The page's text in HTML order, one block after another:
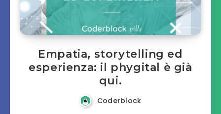
Empatia, storytelling ed
esperienza: il phygital è già
qui.
Coderblock